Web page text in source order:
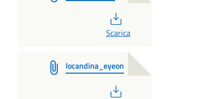
Scarica
locandina_eyeon